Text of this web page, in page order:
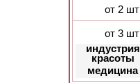
от 2 шт
от 3 шт
индустрия
красоты
медицина